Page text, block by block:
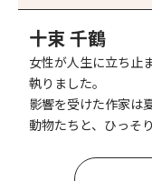
十束 千鶴
女性が人生に立ち止
執りました。
影響を受けた作家は
動物たちと、ひっそ